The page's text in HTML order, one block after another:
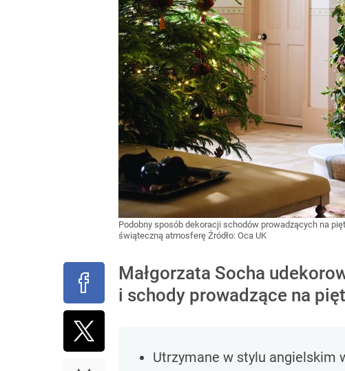
Podobny sposób dekoracji schodów prowadzących na
świąteczną atmosferę Źródło: Oca UK
Małgorzata Socha
i schody prowadzące na
Utrzymane w stylu angielskim